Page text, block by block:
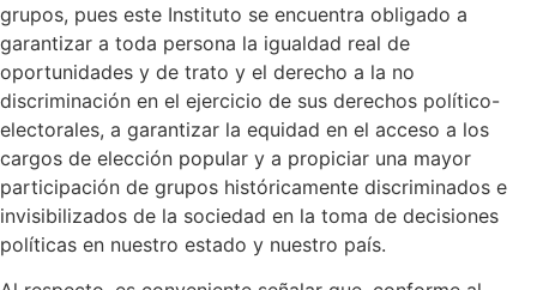
grupos, pues este Instituto se encuentra obligado a
garantizar a toda persona la igualdad real de
oportunidades y de trato y el derecho a la no
discriminación en el ejercicio de sus derechos político-
electorales, a garantizar la equidad en el acceso a los
cargos de elección popular y a propiciar una mayor
participación de grupos históricamente discriminados e
invisibilizados de la sociedad en la toma de decisiones
políticas en nuestro estado y nuestro país.